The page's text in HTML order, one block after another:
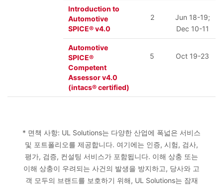
Introduction to
Automotive
SPICE® v4.0
2
Jun 18-19;
Dec 10-11
Automotive
SPICE®
Competent
Assessor v4.0
(intacs® certified)
5 Oct 19-23
* 면책 사항: UL Solutions는 다양한 산업에 폭넓은 서비스
및 포트폴리오를 제공합니다. 여기에는 인증, 시험, 검사,
평가, 검증, 컨설팅 서비스가 포함됩니다. 이해 상충 또는
이해 상충이 우려되는 사건의 발생을 방지하고, 당사와 고
객 모두의 브랜드를 보호하기 위해, UL Solutions는 잠재